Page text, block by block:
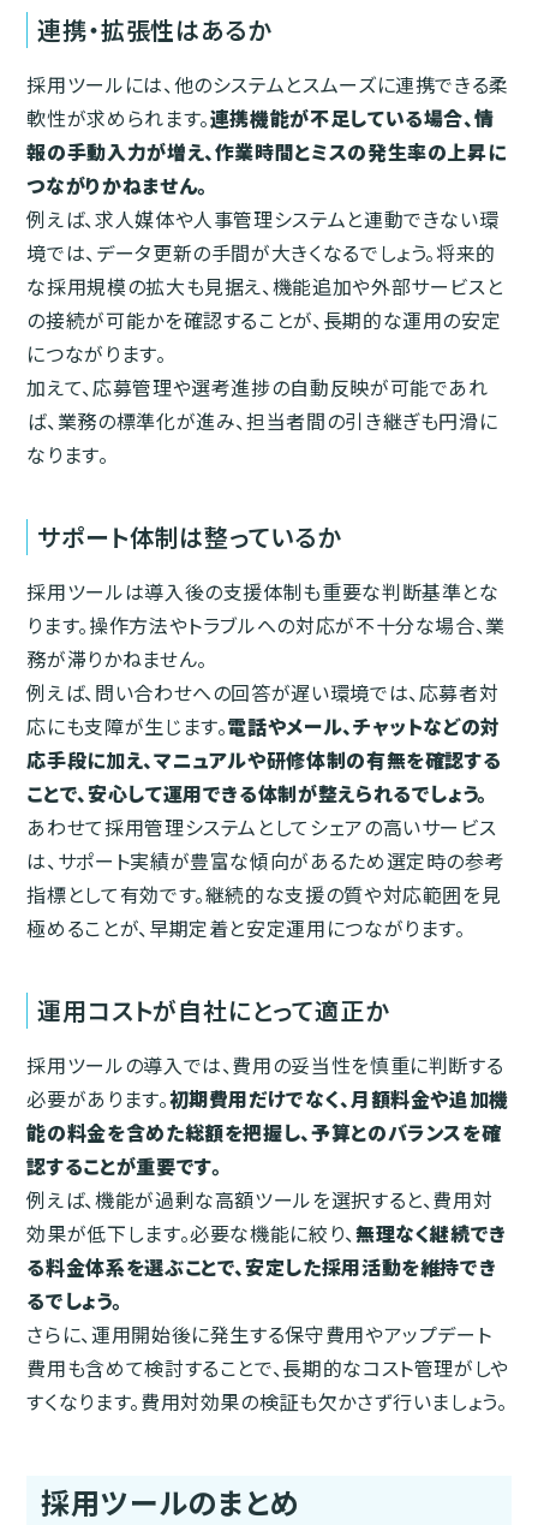
連携・拡張性はあるか
採用ツールには、他のシステムとスムーズに連携できる柔
軟性が求められます。連携機能が不足している場合、情
報の手動入力が増え、作業時間とミスの発生率の上昇に
つながりかねません。
例えば、求人媒体や人事管理システムと連動できない環
境では、データ更新の手間が大きくなるでしょう。将来的
な採用規模の拡大も見据え、機能追加や外部サービスと
の接続が可能かを確認することが、長期的な運用の安定
につながります。
加えて、応募管理や選考進捗の自動反映が可能であれ
ば、業務の標準化が進み、担当者間の引き継ぎも円滑に
なります。
サポート体制は整っているか
採用ツールは導入後の支援体制も重要な判断基準とな
ります。操作方法やトラブルへの対応が不十分な場合、業
務が滞りかねません。
例えば、問い合わせへの回答が遅い環境では、応募者対
応にも支障が生じます。電話やメール、チャットなどの対
応手段に加え、マニュアルや研修体制の有無を確認する
ことで、安心して運用できる体制が整えられるでしょう。
あわせて採用管理システムとしてシェアの高いサービス
は、サポート実績が豊富な傾向があるため選定時の参考
指標として有効です。継続的な支援の質や対応範囲を見
極めることが、早期定着と安定運用につながります。
運用コストが自社にとって適正か
採用ツールの導入では、費用の妥当性を慎重に判断する
必要があります。初期費用だけでなく、月額料金や追加機
能の料金を含めた総額を把握し、予算とのバランスを確
認することが重要です。
例えば、機能が過剰な高額ツールを選択すると、費用対
効果が低下します。必要な機能に絞り、無理なく継続でき
る料金体系を選ぶことで、安定した採用活動を維持でき
るでしょう。
さらに、運用開始後に発生する保守費用やアップデート
費用も含めて検討することで、長期的なコスト管理がしや
すくなります。費用対効果の検証も欠かさず行いましょう。
採用ツールのまとめ